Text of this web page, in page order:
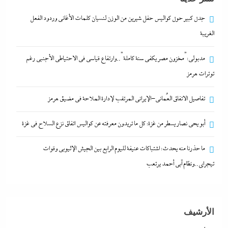
6 أغسطس، 2026
كلمات الأغانى وردود الفعل الغريبة
في الاحتياطي الأجنبي رغم توترات هرمز
تفاصيل الاتفاق العُماني-الإيراني المرتقب لإدارة الملاحة
جدل كبير حول كواليس حفل شيرين من الوزن لنسيان كلمات الأغانى وردود الفعل
الغريبة
مدبولي:”مخزون مصر يكفي سنة كاملة”..وارتفاع قياسي في الاحتياطي الأجنبي رغم
توترات هرمز
تفاصيل الاتفاق العُماني-الإيراني المرتقب لإدارة الملاحة في مضيق هرمز
أبو يحى نصار يسطر من غزة: كل ما تريدون معرفته عن كواليس اتفاق نزع السلاح في غزة
ما حذرنا منه يحدث: اشتباكات عنيفة لليوم الرابع بين الجيش الإثيوبي وقوات
تيجراي..ونظام آبي أحمد يرتعب
الأرشيف